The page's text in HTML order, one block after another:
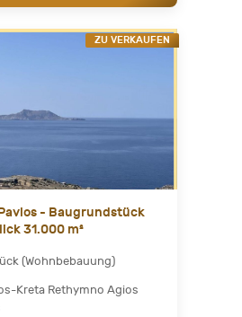
- Baugrundstück
31.000 m²
(Wohnbebauung)
Kreta Rethymno Agios
ZU VERKAUFEN